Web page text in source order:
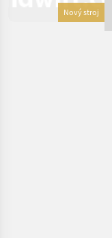
Nový stroj